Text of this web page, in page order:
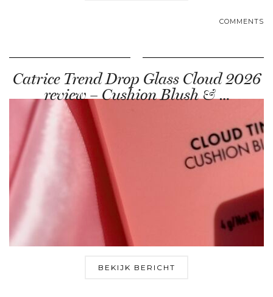
COMMENTS
Catrice Trend Drop Glass Cloud 2026
review – Cushion Blush & …
BEKIJK BERICHT